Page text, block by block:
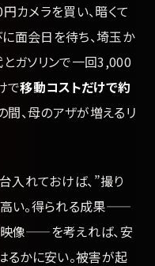
カメラを買い、暗くて
面会日を待ち、埼玉か
ガソリンで一回3,000
で移動コストだけで約
間、母のアザが増えるリ
入れておけば、”撮り
い。得られる成果——
映像——を考えれば、安
るかに安い。被害が起